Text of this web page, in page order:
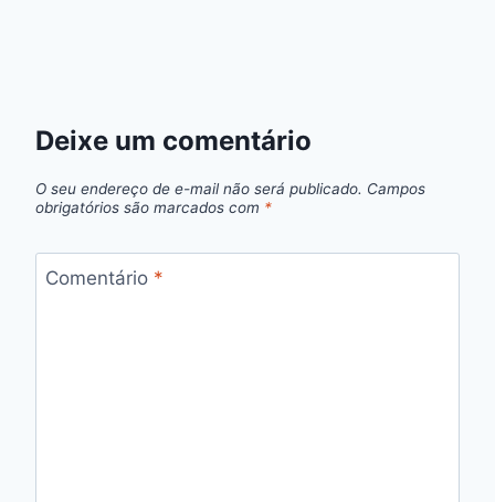
Deixe um comentário
O seu endereço de e-mail não será publicado. Campos
obrigatórios são marcados com *
Comentário *